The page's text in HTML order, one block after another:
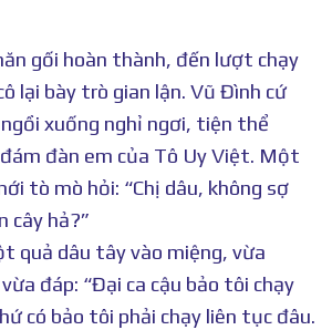
gối hoàn thành, đến lượt chạy
lại bày trò gian lận. Vũ Đình cứ
ngồi xuống nghỉ ngơi, tiện thể
đàn em của Tô Uy Việt. Một
tò mò hỏi: “Chị dâu, không sợ
cây hả?”
quả dâu tây vào miệng, vừa
đáp: “Đại ca cậu bảo tôi chạy
có bảo tôi phải chạy liên tục đâu.